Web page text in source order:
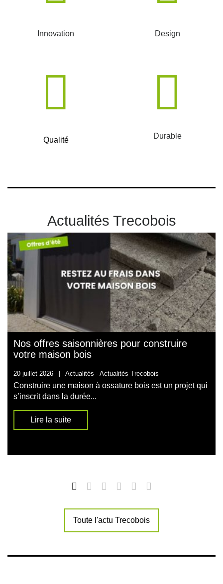
Innovation Design
Qualité Durable
Actualités Trecobois
Nos offres saisonnières pour construire
votre maison bois
20 juillet 2026 Actualités - Actualités Trecobois
Construire une maison à ossature bois est un projet qui
s’inscrit dans la durée...
Lire la suite
Toute l'actu Trecobois